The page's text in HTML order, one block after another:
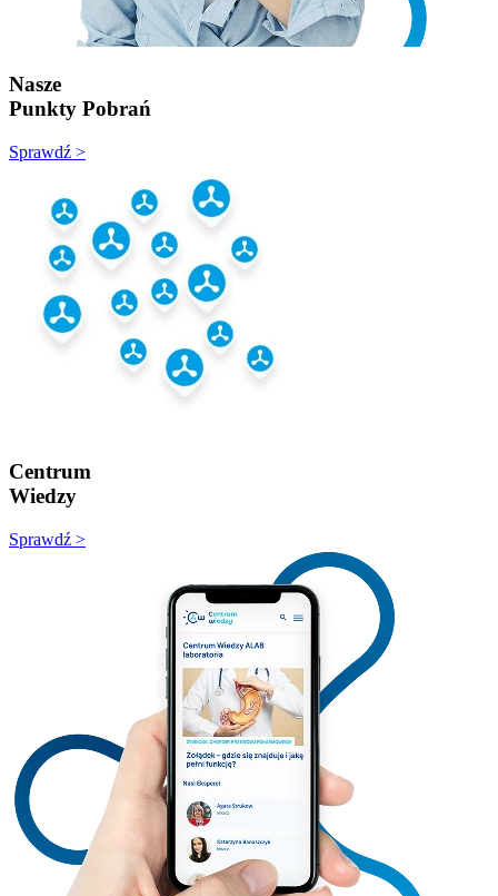
Nasze
Punkty Pobrań
Sprawdź >
Centrum
Wiedzy
Sprawdź >